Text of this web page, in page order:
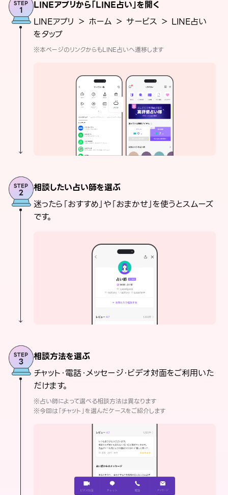
LINEアプリから「LINE占い」を開く
LINEアプリ ＞ ホーム ＞ サービス ＞ LINE占い
をタップ
※本ページのリンクからもLINE占いへ遷移します
相談したい占い師を選ぶ
迷ったら「おすすめ」や「おまかせ」を使うとスムーズ
です。
相談方法を選ぶ
チャット・電話・メッセージ・ビデオ対面をご利用いた
だけます。
※占い師によって選べる相談方法は異なります
※今回は「チャット」を選んだケースをご紹介します